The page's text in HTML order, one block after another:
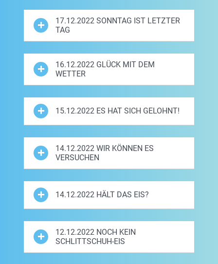
17.12.2022 SONNTAG IST LETZTER
TAG
16.12.2022 GLÜCK MIT DEM
WETTER
15.12.2022 ES HAT SICH GELOHNT!
14.12.2022 WIR KÖNNEN ES
VERSUCHEN
14.12.2022 HÄLT DAS EIS?
12.12.2022 NOCH KEIN
SCHLITTSCHUH-EIS